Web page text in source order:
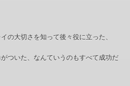
の大切さを知って後々役に立った、
ついた、なんていうのもすべて成功だ